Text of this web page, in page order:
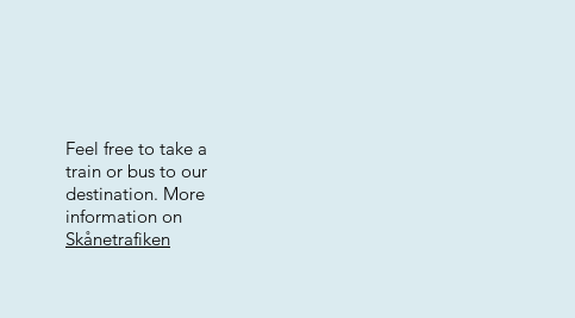
Feel free to take a
train or bus to our
destination. More
information on
Skånetrafiken